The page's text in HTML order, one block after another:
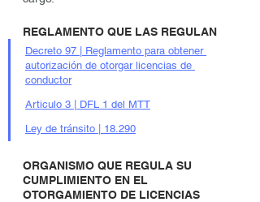
REGLAMENTO QUE LAS REGULAN
Decreto 97 | Reglamento para obtener
autorización de otorgar licencias de
conductor
Articulo 3 | DFL 1 del MTT
Ley de tránsito | 18.290
ORGANISMO QUE REGULA SU
CUMPLIMIENTO EN EL
OTORGAMIENTO DE LICENCIAS